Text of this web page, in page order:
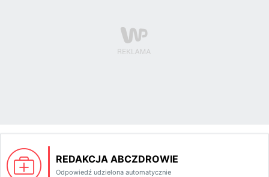
REDAKCJA ABCZDROWIE
Odpowiedź udzielona automatycznie